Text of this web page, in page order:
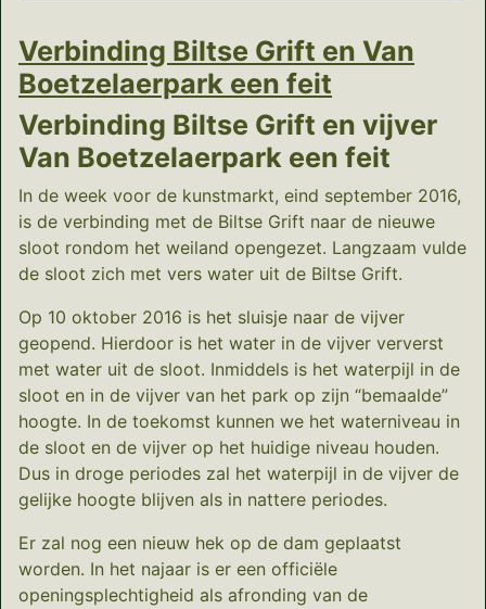
Verbinding Biltse Grift en Van
Boetzelaerpark een feit
Verbinding Biltse Grift en vijver
Van Boetzelaerpark een feit
In de week voor de kunstmarkt, eind september 2016,
is de verbinding met de Biltse Grift naar de nieuwe
sloot rondom het weiland opengezet. Langzaam vulde
de sloot zich met vers water uit de Biltse Grift.
Op 10 oktober 2016 is het sluisje naar de vijver
geopend. Hierdoor is het water in de vijver ververst
met water uit de sloot. Inmiddels is het waterpijl in de
sloot en in de vijver van het park op zijn “bemaalde”
hoogte. In de toekomst kunnen we het waterniveau in
de sloot en de vijver op het huidige niveau houden.
Dus in droge periodes zal het waterpijl in de vijver de
gelijke hoogte blijven als in nattere periodes.
Er zal nog een nieuw hek op de dam geplaatst
worden. In het najaar is er een officiële
openingsplechtigheid als afronding van de